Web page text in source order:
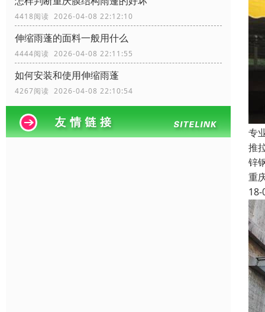
4418阅读 2026-04-08 22:12:10
伸缩雨蓬的面料一般用什么
4444阅读 2026-04-08 22:11:55
如何安装和使用伸缩雨蓬
4267阅读 2026-04-08 22:10:54
专
推
锌
重
18-